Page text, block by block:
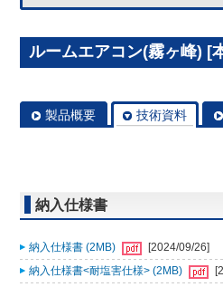
ルームエアコン(霧ヶ峰) [
製品概要 技術資料
納入仕様書
納入仕様書 (2MB)
[2024/09/26]
納入仕様書<耐塩害仕様> (2MB)